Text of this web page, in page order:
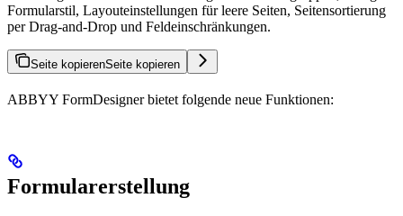
Formularstil, Layouteinstellungen für leere Seiten, Seitensortierung
per Drag-and-Drop und Feldeinschränkungen.
Seite kopierenSeite kopieren
ABBYY FormDesigner bietet folgende neue Funktionen:
Formularerstellung